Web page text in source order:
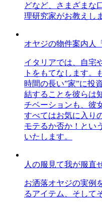
どなど、さまざまな
理研究家がお教えし
オヤジの物件案内人
イタリアでは、自宅
トをもてなします。
時間の長い”家”に投
結することを彼らは
チベーションも、彼
すべてはお気に入り
モテるか否か！とい
いたします。
人の服見て我が服直
お洒落オヤジの実例
るアイテム、そして